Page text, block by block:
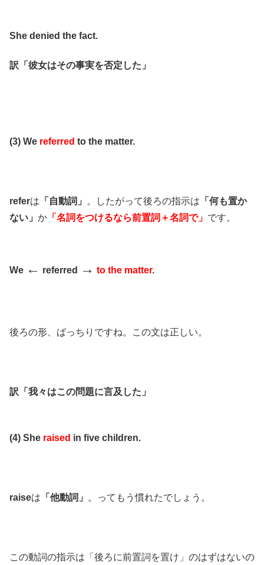
She denied the fact.
訳「彼女はその事実を否定した」
(3) We referred to the matter.
referは 「自動詞」 。したがって後ろの指示は 「何も置か
ない」 か 「名詞をつけるなら前置詞＋名詞で」 です。
We ← referred → to the matter.
後ろの形、ばっちりですね。この文は正しい。
訳「我々はこの問題に言及した」
(4) She raised in five children.
raiseは 「他動詞」 。ってもう慣れたでしょう。
この動詞の指示は「後ろに前置詞を置け」のはずはないの